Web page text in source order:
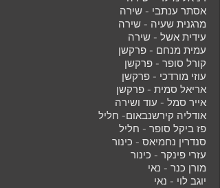
אסתר ענתבי - שירה
מרגנית שעיה - שירה
עידית אשל - שירה
עמית מנחם - פרקשן
קורל סופר - פרקשן
עוזי מורדכי - פרקשן
אריאל סמית - פרקשן
אייר סמל - עוד ושירה
אודליה קירשנבאום- חליל
פז ביקל סופר - חליל
סנדרין נחמיאס - כינור
עזרי פינקר - כינור
מורן כנר - נאי
יוגב לוי - נאי